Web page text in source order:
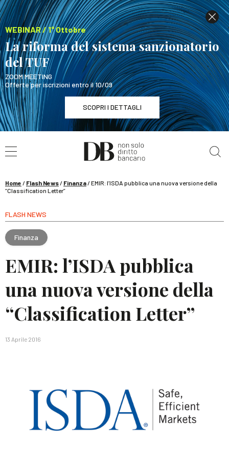
WEBINAR / 1° Ottobre
La riforma del sistema sanzionatorio
del TUF
ZOOM MEETING
Offerte per iscrizioni entro il 10/09
SCOPRI I DETTAGLI
WEBINAR / 1° Ottobre
La riforma del sistema sanzionatorio del TUF
Home / Flash News/ Finanza/EMIR: l’ISDA pubblica una nuova versione della
“Classification Letter”
FLASH NEWS
Finanza
EMIR: l’ISDA pubblica
una nuova versione della
“Classification Letter”
13 Aprile 2016